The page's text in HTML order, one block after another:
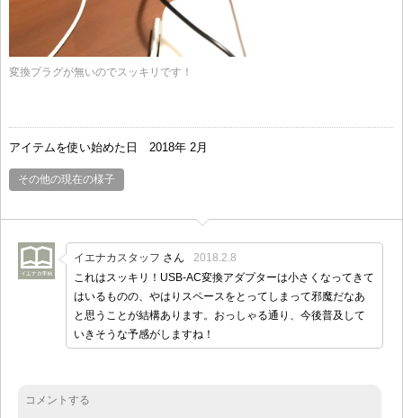
変換プラグが無いのでスッキリです！
アイテムを使い始めた日 2018年 2月
その他の現在の様子
イエナカスタッフ さん
2018.2.8
これはスッキリ！USB-AC変換アダプターは小さくなってきて
はいるものの、やはりスペースをとってしまって邪魔だなあ
と思うことが結構あります。おっしゃる通り、今後普及して
いきそうな予感がしますね！